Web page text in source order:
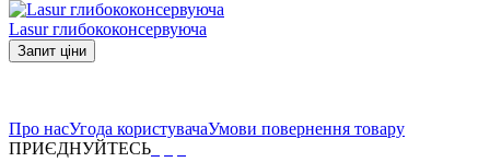
Lasur глибококонсервуюча
Запит ціни
Про насУгода користувачаУмови повернення товару
ПРИЄДНУЙТЕСЬ